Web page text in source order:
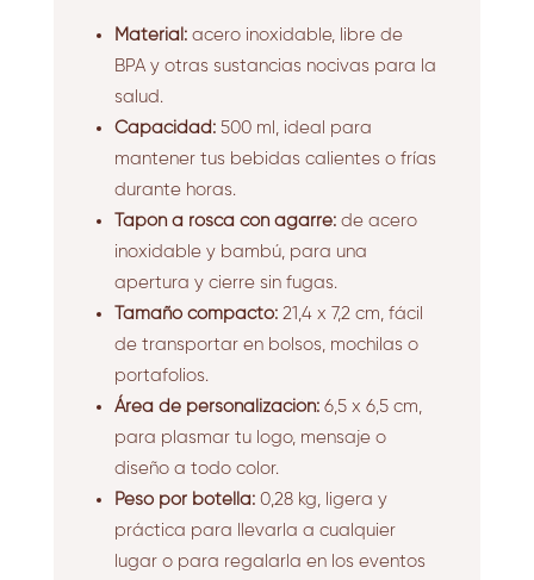
Material:acero inoxidable,libre de
BPA y otras sustancias nocivas para la
salud.
Capacidad:500 ml,ideal para
mantener tus bebidas calientes o frías
durante horas.
Tapón a rosca con agarre:de acero
inoxidable y bambú,para una
apertura y cierre sin fugas.
Tamaño compacto:21,4 x 7,2 cm,fácil
de transportar en bolsos,mochilas o
portafolios.
Área de personalización:6,5 x 6,5 cm,
para plasmar tu logo,mensaje o
diseño a todo color.
Peso por botella:0,28 kg,ligera y
práctica para llevarla a cualquier
lugar o para regalarla en los eventos